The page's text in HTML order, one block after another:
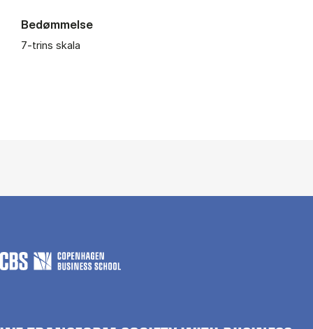
Bedømmelse
7-trins skala